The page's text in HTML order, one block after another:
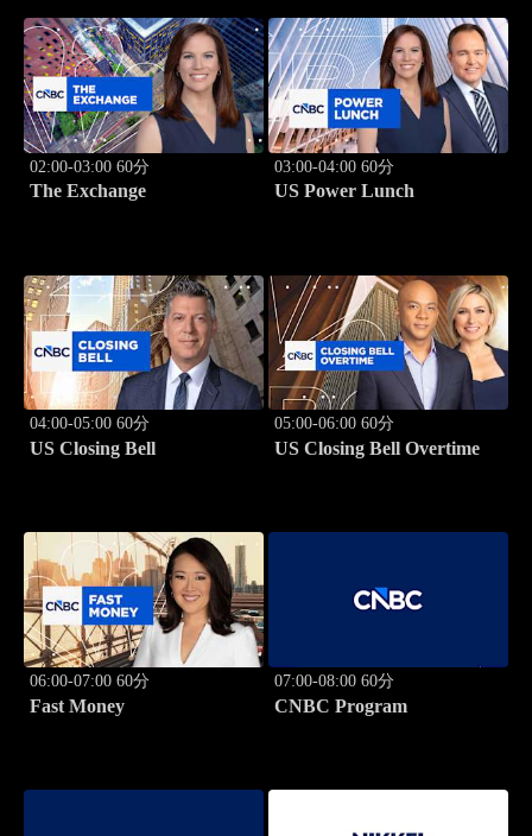
02:00-03:00 60分
The Exchange
03:00-04:00 60分
US Power Lunch
04:00-05:00 60分
US Closing Bell
05:00-06:00 60分
US Closing Bell Overtime
06:00-07:00 60分
Fast Money
07:00-08:00 60分
CNBC Program